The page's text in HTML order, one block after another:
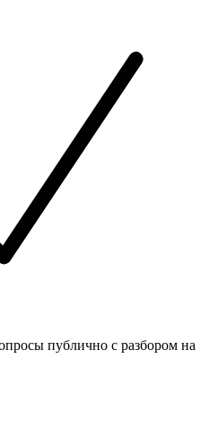
публично с разбором на